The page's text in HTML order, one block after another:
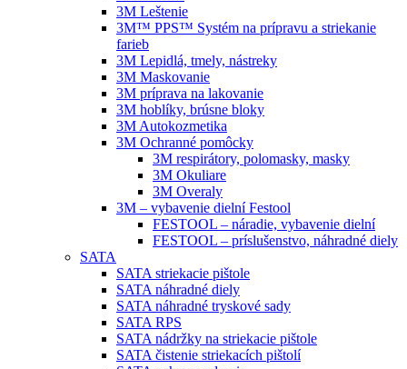
3M Leštenie
3M™ PPS™ Systém na prípravu a striekanie
farieb
3M Lepidlá, tmely, nástreky
3M Maskovanie
3M príprava na lakovanie
3M hoblíky, brúsne bloky
3M Autokozmetika
3M Ochranné pomôcky
3M respirátory, polomasky, masky
3M Okuliare
3M Overaly
3M – vybavenie dielní Festool
FESTOOL – náradie, vybavenie dielní
FESTOOL – príslušenstvo, náhradné diely
SATA
SATA striekacie pištole
SATA náhradné diely
SATA náhradné tryskové sady
SATA RPS
SATA nádržky na striekacie pištole
SATA čistenie striekacích pištolí